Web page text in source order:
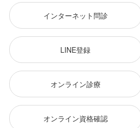
インターネット問診
LINE登録
オンライン診療
オンライン資格確認